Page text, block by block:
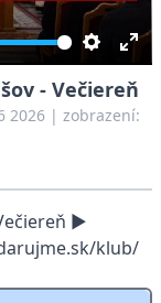
Settings
- Večiereň
2026 | zobrazení:
►
klub/